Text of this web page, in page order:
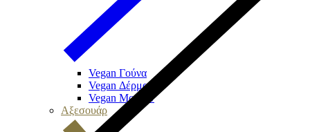
Vegan Γούνα
Vegan Δέρμα
Vegan Μουτόν
Αξεσουάρ